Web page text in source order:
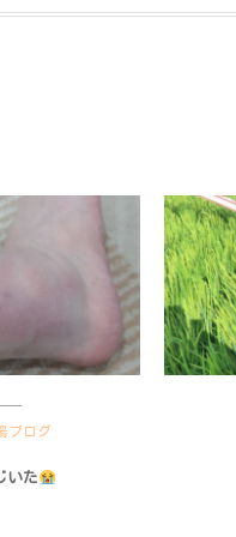
ブログ
いた